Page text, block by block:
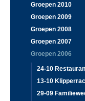
Groepen 2010
Groepen 2009
Groepen 2008
Groepen 2007
Groepen 2006
24-10
13-10
29-09